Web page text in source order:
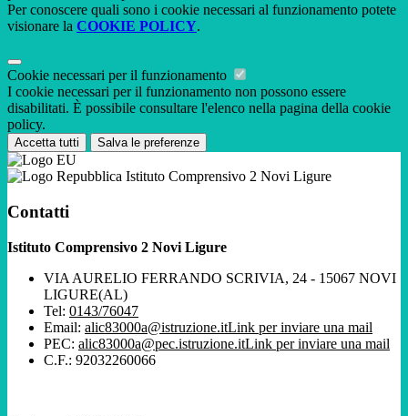
Per conoscere quali sono i cookie necessari al funzionamento potete
visionare la COOKIE POLICY.
Cookie necessari per il funzionamento
I cookie necessari per il funzionamento non possono essere
disabilitati. È possibile consultare l'elenco nella pagina della cookie
policy.
Accetta tutti Salva le preferenze
Istituto Comprensivo 2 Novi Ligure
Contatti
Istituto Comprensivo 2 Novi Ligure
VIA AURELIO FERRANDO SCRIVIA, 24 - 15067 NOVI
LIGURE(AL)
Tel: 0143/76047
Email: alic83000a@istruzione.itLink per inviare una mail
PEC: alic83000a@pec.istruzione.itLink per inviare una mail
C.F.: 92032260066